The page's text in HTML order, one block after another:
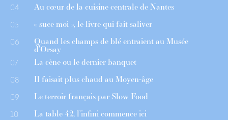
04 Au cœur de la cuisine centrale de Nantes
05 « suce moi », le livre qui fait saliver
06 Quand les champs de blé entraient au Musée
d’Orsay
07 La cène ou le dernier banquet
08 Il faisait plus chaud au Moyen-âge
09 Le terroir français par Slow Food
10 La table 42, l’infini commence ici